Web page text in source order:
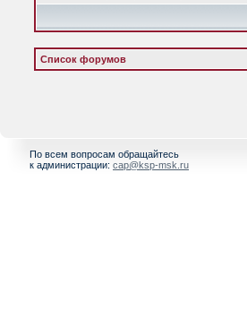
Список форумов
По всем вопросам обращайтесь
к администрации: cap@ksp-msk.ru